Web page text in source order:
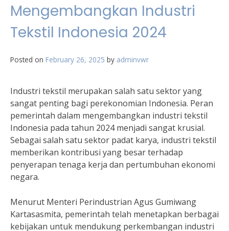
Mengembangkan Industri
Tekstil Indonesia 2024
Posted on February 26, 2025 by adminvwr
Industri tekstil merupakan salah satu sektor yang
sangat penting bagi perekonomian Indonesia. Peran
pemerintah dalam mengembangkan industri tekstil
Indonesia pada tahun 2024 menjadi sangat krusial.
Sebagai salah satu sektor padat karya, industri tekstil
memberikan kontribusi yang besar terhadap
penyerapan tenaga kerja dan pertumbuhan ekonomi
negara.
Menurut Menteri Perindustrian Agus Gumiwang
Kartasasmita, pemerintah telah menetapkan berbagai
kebijakan untuk mendukung perkembangan industri